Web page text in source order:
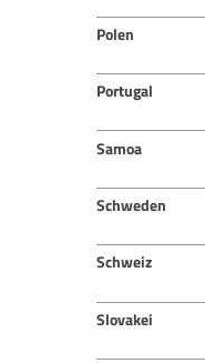
Polen
Portugal
Samoa
Schweden
Schweiz
Slovakei